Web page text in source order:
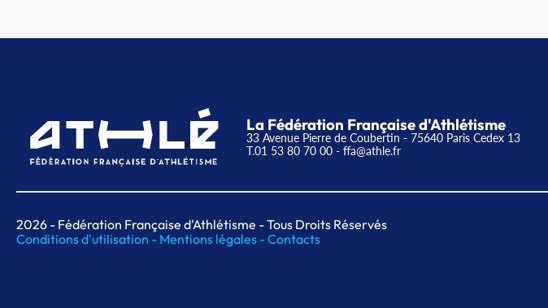
La Fédération Française d'Athlétisme
33 Avenue Pierre de Coubertin - 75640 Paris Cedex 13
T.01 53 80 70 00 - ffa@athle.fr
2026 - Fédération Française d'Athlétisme - Tous Droits Réservés
Conditions d'utilisation - Mentions légales -Contacts